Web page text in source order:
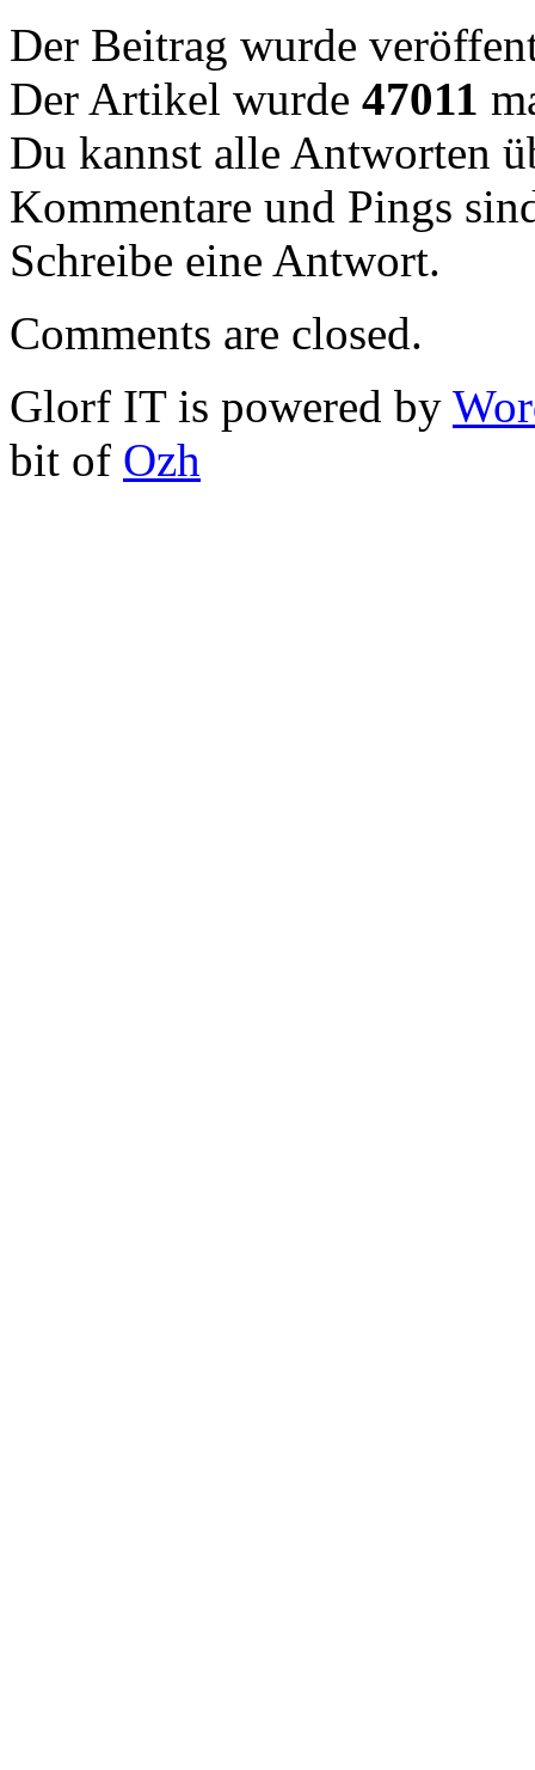
Der Beitrag wurde
Der Artikel wurde 47011
Du kannst alle Antworten
Kommentare und Pings
Schreibe eine Antwort.
Comments are closed.
Glorf IT is powered by
bit of Ozh